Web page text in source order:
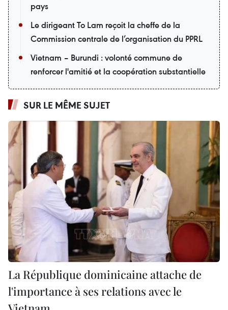
pays
Le dirigeant To Lam reçoit la cheffe de la
Commission centrale de l’organisation du PPRL
Vietnam – Burundi : volonté commune de
renforcer l'amitié et la coopération substantielle
SUR LE MÊME SUJET
La République dominicaine attache de
l'importance à ses relations avec le